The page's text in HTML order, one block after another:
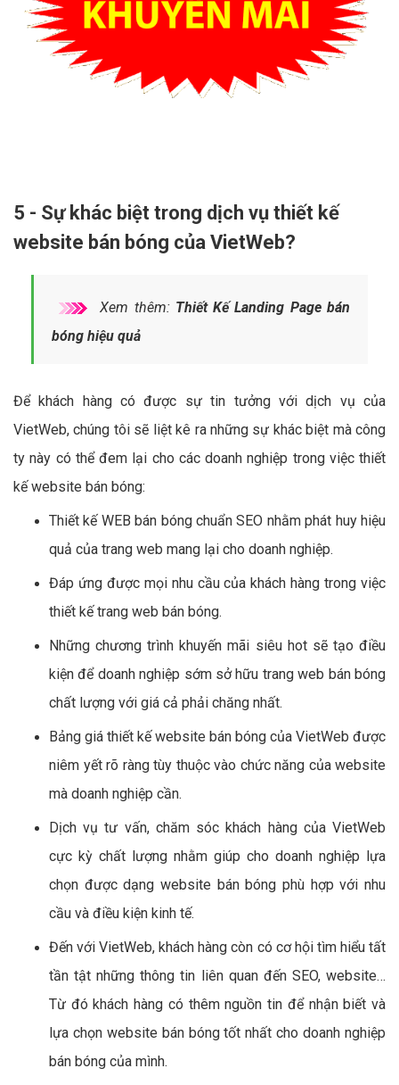
5 - Sự khác biệt trong dịch vụ thiết kế
website bán bóng của VietWeb?
Xem thêm: Thiết Kế Landing Page bán
bóng hiệu quả
Để khách hàng có được sự tin tưởng với dịch vụ của
VietWeb, chúng tôi sẽ liệt kê ra những sự khác biệt mà công
ty này có thể đem lại cho các doanh nghiệp trong việc thiết
kế website bán bóng:
Thiết kế WEB bán bóng chuẩn SEO nhằm phát huy hiệu
quả của trang web mang lại cho doanh nghiệp.
Đáp ứng được mọi nhu cầu của khách hàng trong việc
thiết kế trang web bán bóng.
Những chương trình khuyến mãi siêu hot sẽ tạo điều
kiện để doanh nghiệp sớm sở hữu trang web bán bóng
chất lượng với giá cả phải chăng nhất.
Bảng giá thiết kế website bán bóng của VietWeb được
niêm yết rõ ràng tùy thuộc vào chức năng của website
mà doanh nghiệp cần.
Dịch vụ tư vấn, chăm sóc khách hàng của VietWeb
cực kỳ chất lượng nhằm giúp cho doanh nghiệp lựa
chọn được dạng website bán bóng phù hợp với nhu
cầu và điều kiện kinh tế.
Đến với VietWeb, khách hàng còn có cơ hội tìm hiểu tất
tần tật những thông tin liên quan đến SEO, website…
Từ đó khách hàng có thêm nguồn tin để nhận biết và
lựa chọn website bán bóng tốt nhất cho doanh nghiệp
bán bóng của mình.